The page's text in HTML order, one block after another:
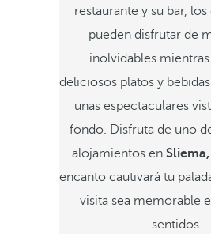
restaurante y su bar,
pueden disfrutar de
inolvidables
deliciosos platos y
unas espectaculares
fondo. Disfruta de uno
alojamientos en
encanto cautivará tu
visita sea memorable
sentidos.